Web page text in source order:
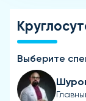
Выберите